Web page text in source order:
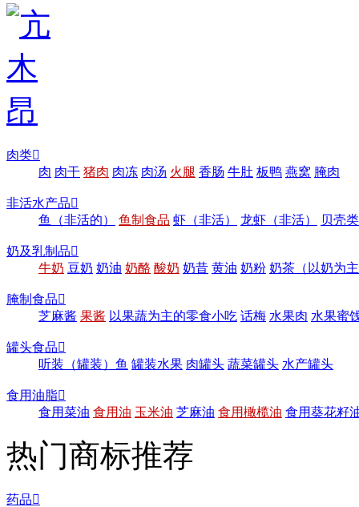
肉类
肉 肉干 猪肉 肉冻 肉汤 火腿 香肠 牛肚 板鸭 燕窝 腌肉
非活水产品
鱼（非活的）
鱼制食品 虾（非活） 龙虾（非活） 贝壳
奶及乳制品
牛奶 豆奶 奶油 奶酪 酸奶 奶昔 黄油 奶粉 奶茶（以奶为
腌制食品
芝麻酱 果酱 以果蔬为主的零食小吃 话梅 水果肉 水果蜜
罐头食品
听装（罐装）鱼 罐装水果 肉罐头 蔬菜罐头 水产罐头
食用油脂
食用菜油 食用油 玉米油 芝麻油 食用橄榄油 食用葵花籽
热门商标推荐
药品